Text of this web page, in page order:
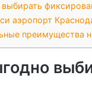
аэропорт
преимущества